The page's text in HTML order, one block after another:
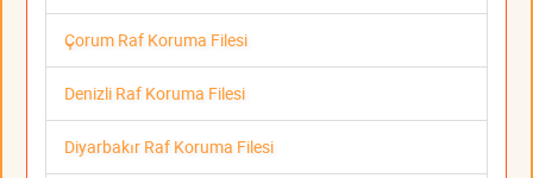
Çorum Raf Koruma Filesi
Denizli Raf Koruma Filesi
Diyarbakır Raf Koruma Filesi